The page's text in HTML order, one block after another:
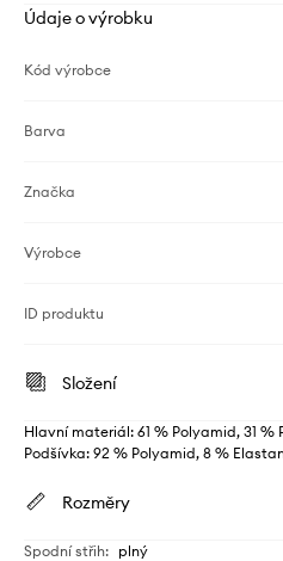
Údaje o výrobku
Kód výrobce
Barva
Značka
Výrobce
ID produktu
Složení
Hlavní materiál: 61 % Polyamid, 31 %
Podšívka: 92 % Polyamid, 8 %
Rozměry
Spodní střih: plný